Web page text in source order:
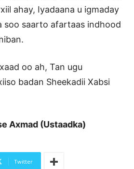
ahay, Iyadaana u igmaday
soo saarto afartaas indhood
oo ah, Tan ugu
badan Sheekadii Xabsi
Axmad (Ustaadka)
Twitter